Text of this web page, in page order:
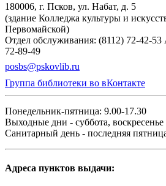
180006, г. Псков, ул. Набат, д. 5
(здание Колледжа культуры и
Первомайской)
Отдел обслуживания: (8112) 72-42-53
72-89-49
posbs@pskovlib.ru
Группа библиотеки во вКонтакте
Понедельник-пятница: 9.00-17.30
Выходные дни - суббота, воскресенье
Санитарный день - последняя
Адреса пунктов выдачи: